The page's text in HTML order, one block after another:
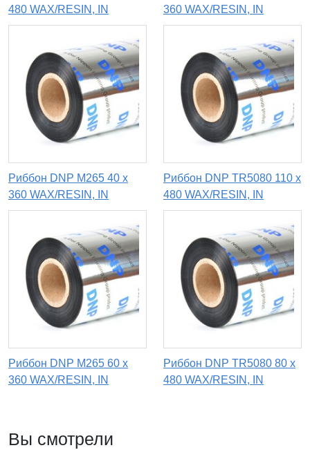
480 WAX/RESIN, IN
360 WAX/RESIN, IN
Риббон DNP M265 40 x
360 WAX/RESIN, IN
Риббон DNP TR5080 110 х
480 WAX/RESIN, IN
Риббон DNP M265 60 х
360 WAX/RESIN, IN
Риббон DNP TR5080 80 х
480 WAX/RESIN, IN
Вы смотрели